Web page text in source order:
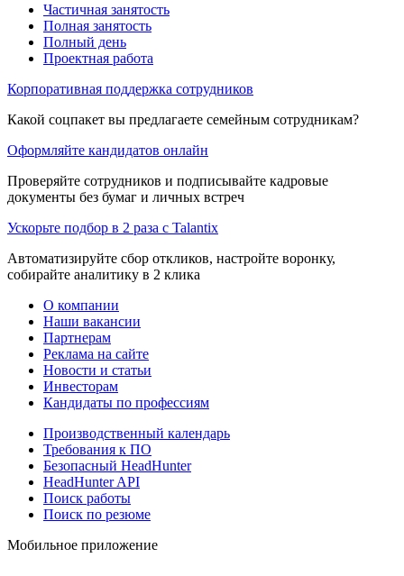
Частичная занятость
Полная занятость
Полный день
Проектная работа
Корпоративная поддержка сотрудников
Какой соцпакет вы предлагаете семейным сотрудникам?
Оформляйте кандидатов онлайн
Проверяйте сотрудников и подписывайте кадровые
документы без бумаг и личных встреч
Ускорьте подбор в 2 раза с Talantix
Автоматизируйте сбор откликов, настройте воронку,
собирайте аналитику в 2 клика
О компании
Наши вакансии
Партнерам
Реклама на сайте
Новости и статьи
Инвесторам
Кандидаты по профессиям
Производственный календарь
Требования к ПО
Безопасный HeadHunter
HeadHunter API
Поиск работы
Поиск по резюме
Мобильное приложение